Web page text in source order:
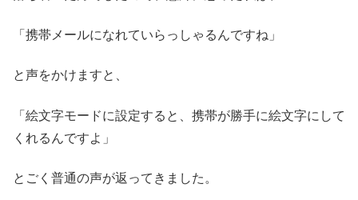
「携帯メールになれていらっしゃるんですね」
と声をかけますと、
「絵文字モードに設定すると、携帯が勝手に絵文字にして
くれるんですよ」
とごく普通の声が返ってきました。